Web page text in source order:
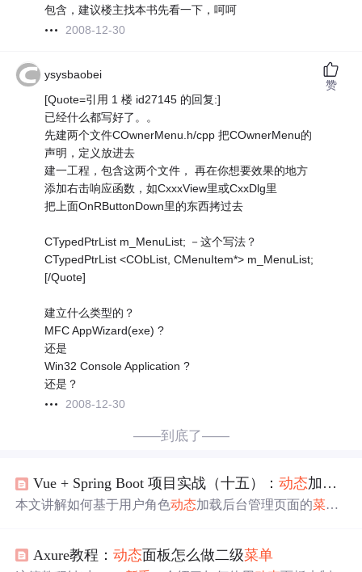
包含，建议楼主找本书先看一下，呵呵
2008-12-30
ysysbaobei
[Quote=引用 1 楼 id27145 的回复:]
已经什么都写好了。。
先建两个文件COwnerMenu.h/cpp 把COwnerMenu的
声明，定义放进去
建一工程，包含这两个文件， 再在你想要效果的地方
添加右击响应函数，如CxxxView里或CxxDlg里
把上面OnRButtonDown里的东西拷过去
CTypedPtrList m_MenuList; －这个写法？
CTypedPtrList <CObList, CMenuItem*> m_MenuList;
[/Quote]
建立什么类型的？
MFC AppWizard(exe) ?
还是
Win32 Console Application ?
还是？
2008-12-30
赞
——到底了——
Vue + Spring Boot 项目实战（十五）：动态加载后台
本文讲解如何基于用户角色动态加载后台管理页面的菜单
Axure教程：动态面板怎么做二级菜单